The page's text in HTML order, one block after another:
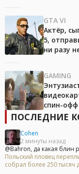
GTA VI
Актёр,
5,
ни разу
GAMING
спин-офф
ПОСЛЕДНИЕ
Cohen
2 минуты назад
@Bahron, да какая блин
Польский пловец
собрал более 250 тысяч